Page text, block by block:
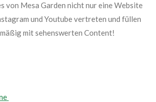
von Mesa Garden nicht nur eine Website
und Youtube vertreten und füllen
mit sehenswerten Content!